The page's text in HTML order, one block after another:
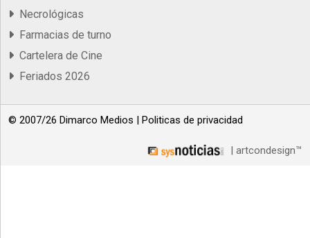
Necrológicas
Farmacias de turno
Cartelera de Cine
Feriados 2026
© 2007/26 Dimarco Medios | Politicas de privacidad
| artcondesign™